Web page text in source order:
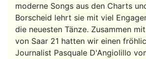
moderne Songs aus den Charts
Borscheid lehrt sie mit viel
die neuesten Tänze. Zusammen
von Saar 21 hatten wir einen
Journalist Pasquale D'Angiolillo